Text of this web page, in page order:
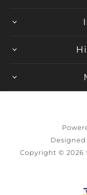
Designed
Copyright © 2026